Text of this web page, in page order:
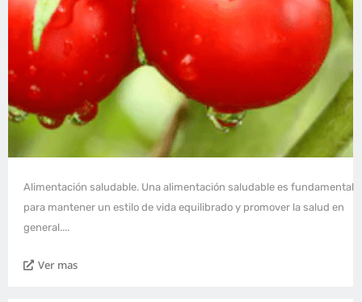
Alimentación saludable. Una alimentación saludable es fundamental
para mantener un estilo de vida equilibrado y promover la salud en
general....
Ver mas